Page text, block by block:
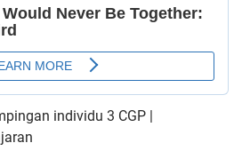
individu 3 CGP |